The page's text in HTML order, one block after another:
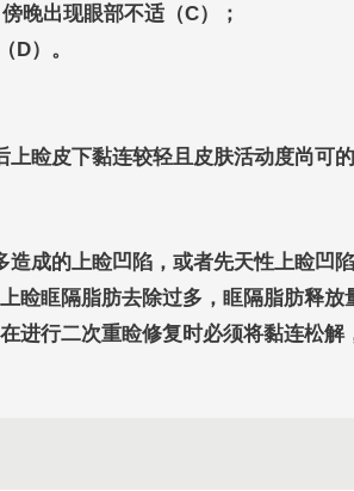
出现眼部不适（C）；
）。
皮下黏连较轻且皮肤活动度尚可
的上睑凹陷，或者先天性上睑凹
睑眶隔脂肪去除过多，眶隔脂肪释
行二次重睑修复时必须将黏连松解